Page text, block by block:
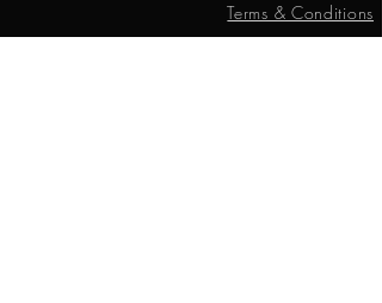
Terms & Conditions